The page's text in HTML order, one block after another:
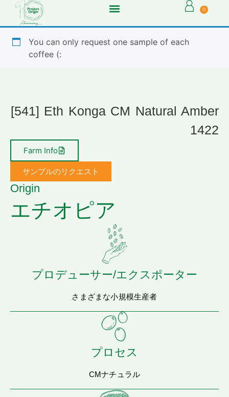
0
You can only request one sample of each
coffee (:
[541] Eth Konga CM Natural Amber
1422
Farm Info
サンプルのリクエスト
Origin
エチオピア
プロデューサー/エクスポーター
さまざまな小規模生産者
プロセス
CMナチュラル